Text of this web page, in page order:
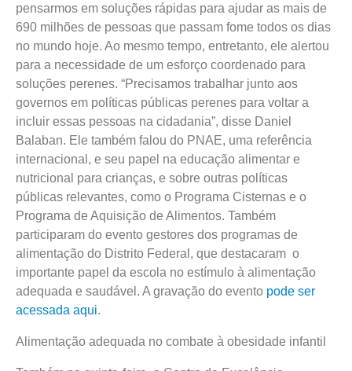
pensarmos em soluções rápidas para ajudar as mais de
690 milhões de pessoas que passam fome todos os dias
no mundo hoje. Ao mesmo tempo, entretanto, ele alertou
para a necessidade de um esforço coordenado para
soluções perenes. “Precisamos trabalhar junto aos
governos em políticas públicas perenes para voltar a
incluir essas pessoas na cidadania”, disse Daniel
Balaban. Ele também falou do PNAE, uma referência
internacional, e seu papel na educação alimentar e
nutricional para crianças, e sobre outras políticas
públicas relevantes, como o Programa Cisternas e o
Programa de Aquisição de Alimentos. Também
participaram do evento gestores dos programas de
alimentação do Distrito Federal, que destacaram o
importante papel da escola no estímulo à alimentação
adequada e saudável. A gravação do evento pode ser
acessada aqui.
Alimentação adequada no combate à obesidade infantil